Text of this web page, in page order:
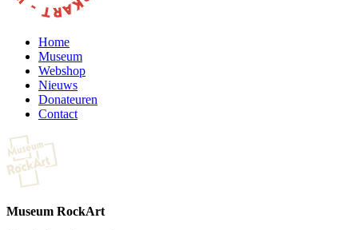
Home
Museum
Webshop
Nieuws
Donateuren
Contact
Museum RockArt